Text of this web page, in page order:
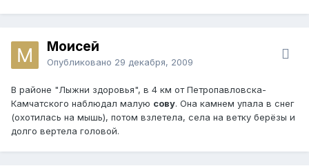
Моисей
Опубликовано 29 декабря, 2009
В районе "Лыжни здоровья", в 4 км от Петропавловска-
Камчатского наблюдал малую сову. Она камнем упала в снег
(охотилась на мышь), потом взлетела, села на ветку берёзы и
долго вертела головой.